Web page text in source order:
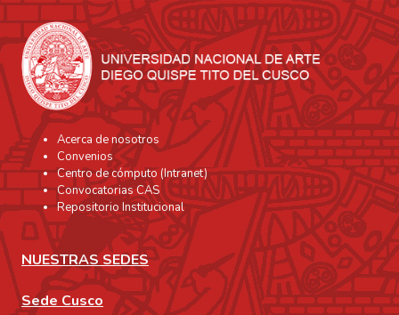
Acerca de nosotros
Convenios
Centro de cómputo (Intranet)
Convocatorias CAS
Repositorio Institucional
NUESTRAS SEDES
Sede Cusco